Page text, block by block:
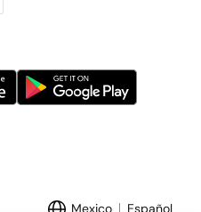
Mexico Español